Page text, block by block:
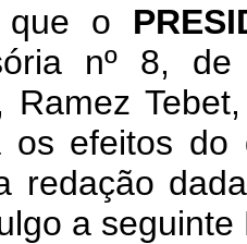
que o
nº 8,
Ramez
os efeitos
redação
a seguinte